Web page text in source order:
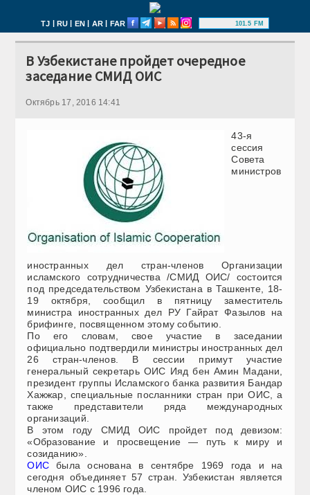
TJ | RU | EN | AR | FAR 101.5 FM
В Узбекистане пройдет очередное
заседание СМИД ОИС
Октябрь 17, 2016 14:41
43-я
сессия
Совета
министров
иностранных дел стран-членов Организации
исламского сотрудничества /СМИД ОИС/ состоится
под председательством Узбекистана в Ташкенте, 18-
19 октября, сообщил в пятницу заместитель
министра иностранных дел РУ Гайрат Фазылов на
брифинге, посвященном этому событию.
По его словам, свое участие в заседании
официально подтвердили министры иностранных дел
26 стран-членов. В сессии примут участие
генеральный секретарь ОИС Ияд бен Амин Мадани,
президент группы Исламского банка развития Бандар
Хажжар, специальные посланники стран при ОИС, а
также представители ряда международных
организаций.
В этом году СМИД ОИС пройдет под девизом:
«Образование и просвещение — путь к миру и
созиданию».
ОИС была основана в сентябре 1969 года и на
сегодня объединяет 57 стран. Узбекистан является
членом ОИС с 1996 года.